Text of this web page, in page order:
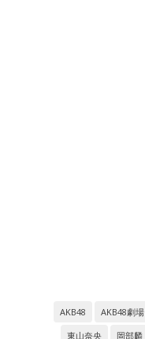
AKB48 AKB48劇場
東山奈央
岡部麟